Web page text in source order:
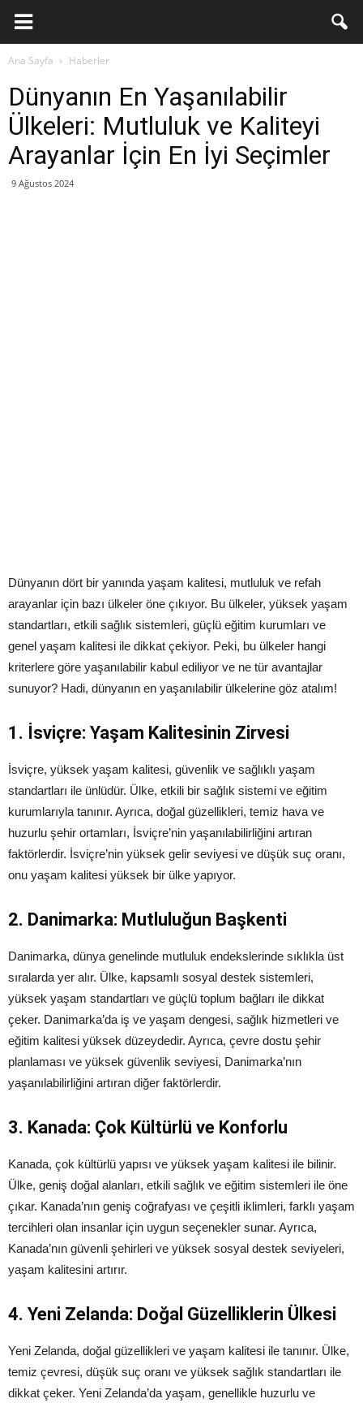
Ana Sayfa Haberler
Dünyanın En Yaşanılabilir
Ülkeleri: Mutluluk ve Kaliteyi
Arayanlar İçin En İyi Seçimler
9 Ağustos 2024
Dünyanın dört bir yanında yaşam kalitesi, mutluluk ve refah
arayanlar için bazı ülkeler öne çıkıyor. Bu ülkeler, yüksek yaşam
standartları, etkili sağlık sistemleri, güçlü eğitim kurumları ve
genel yaşam kalitesi ile dikkat çekiyor. Peki, bu ülkeler hangi
kriterlere göre yaşanılabilir kabul ediliyor ve ne tür avantajlar
sunuyor? Hadi, dünyanın en yaşanılabilir ülkelerine göz atalım!
1. İsviçre: Yaşam Kalitesinin Zirvesi
İsviçre, yüksek yaşam kalitesi, güvenlik ve sağlıklı yaşam
standartları ile ünlüdür. Ülke, etkili bir sağlık sistemi ve eğitim
kurumlarıyla tanınır. Ayrıca, doğal güzellikleri, temiz hava ve
huzurlu şehir ortamları, İsviçre’nin yaşanılabilirliğini artıran
faktörlerdir. İsviçre’nin yüksek gelir seviyesi ve düşük suç oranı,
onu yaşam kalitesi yüksek bir ülke yapıyor.
2. Danimarka: Mutluluğun Başkenti
Danimarka, dünya genelinde mutluluk endekslerinde sıklıkla üst
sıralarda yer alır. Ülke, kapsamlı sosyal destek sistemleri,
yüksek yaşam standartları ve güçlü toplum bağları ile dikkat
çeker. Danimarka’da iş ve yaşam dengesi, sağlık hizmetleri ve
eğitim kalitesi yüksek düzeydedir. Ayrıca, çevre dostu şehir
planlaması ve yüksek güvenlik seviyesi, Danimarka’nın
yaşanılabilirliğini artıran diğer faktörlerdir.
3. Kanada: Çok Kültürlü ve Konforlu
Kanada, çok kültürlü yapısı ve yüksek yaşam kalitesi ile bilinir.
Ülke, geniş doğal alanları, etkili sağlık ve eğitim sistemleri ile öne
çıkar. Kanada’nın geniş coğrafyası ve çeşitli iklimleri, farklı yaşam
tercihleri olan insanlar için uygun seçenekler sunar. Ayrıca,
Kanada’nın güvenli şehirleri ve yüksek sosyal destek seviyeleri,
yaşam kalitesini artırır.
4. Yeni Zelanda: Doğal Güzelliklerin Ülkesi
Yeni Zelanda, doğal güzellikleri ve yaşam kalitesi ile tanınır. Ülke,
temiz çevresi, düşük suç oranı ve yüksek sağlık standartları ile
dikkat çeker. Yeni Zelanda’da yaşam, genellikle huzurlu ve